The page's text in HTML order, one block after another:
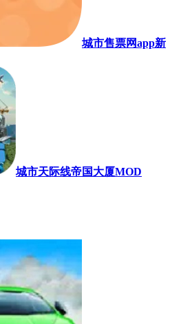
城市售票网app新
城市天际线帝国大厦MOD